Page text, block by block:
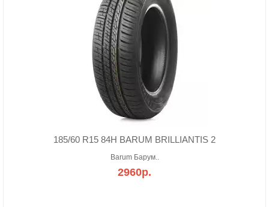
185/60 R15 84H BARUM BRILLIANTIS 2
Barum Барум..
2960р.